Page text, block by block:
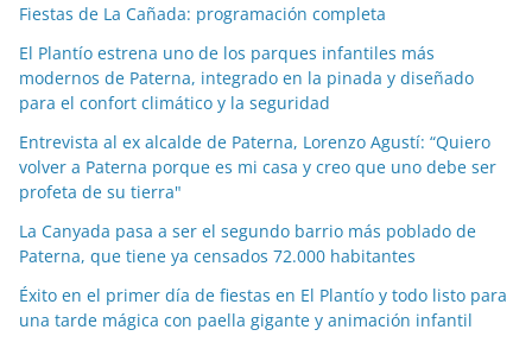
i
a
s
p
o
r
m
e
s
e
s
Fiestas de La Cañada: programación completa
El Plantío estrena uno de los parques infantiles más
modernos de Paterna, integrado en la pinada y diseñado
para el confort climático y la seguridad
Entrevista al ex alcalde de Paterna, Lorenzo Agustí: “Quiero
volver a Paterna porque es mi casa y creo que uno debe ser
profeta de su tierra"
La Canyada pasa a ser el segundo barrio más poblado de
Paterna, que tiene ya censados 72.000 habitantes
Éxito en el primer día de fiestas en El Plantío y todo listo para
una tarde mágica con paella gigante y animación infantil